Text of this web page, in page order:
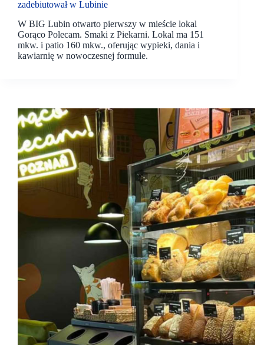
zadebiutował w Lubinie
W BIG Lubin otwarto pierwszy w mieście lokal
Gorąco Polecam. Smaki z Piekarni. Lokal ma 151
mkw. i patio 160 mkw., oferując wypieki, dania i
kawiarnię w nowoczesnej formule.